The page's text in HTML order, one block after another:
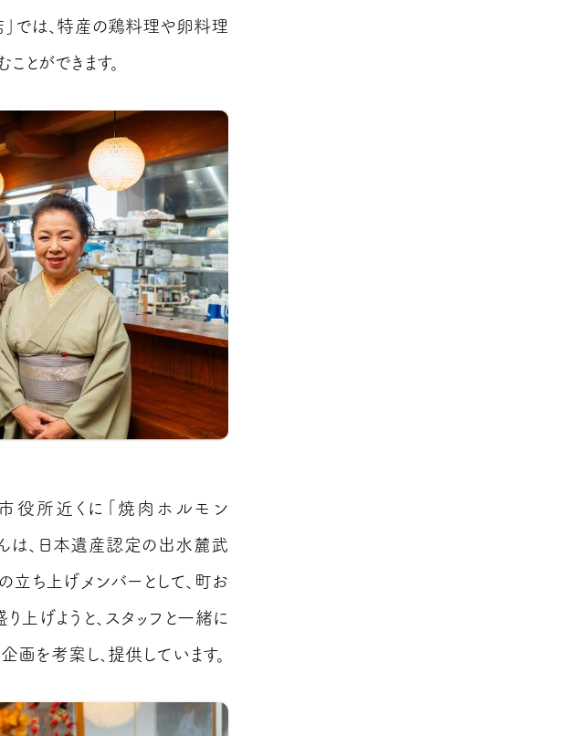
では、特産の鶏料理や卵料理
とができます。
役所近くに「焼肉ホルモン
は、日本遺産認定の出水麓武
ち上げメンバーとして、町お
上げようと、スタッフと一緒に
画を考案し、提供しています。